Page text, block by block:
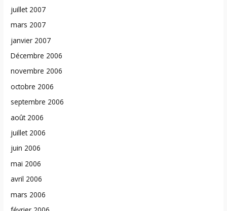
juillet 2007
mars 2007
janvier 2007
Décembre 2006
novembre 2006
octobre 2006
septembre 2006
août 2006
juillet 2006
juin 2006
mai 2006
avril 2006
mars 2006